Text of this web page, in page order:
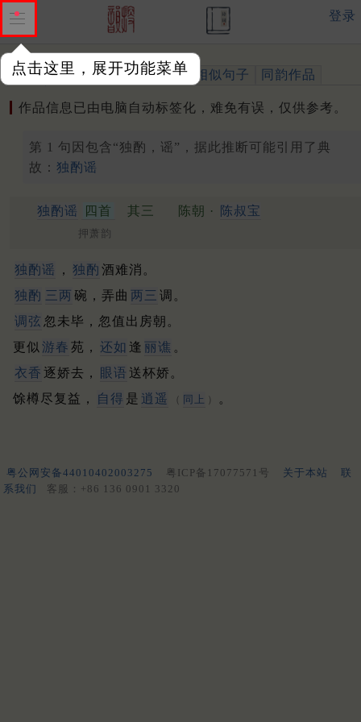
点击这里，展开功能菜单
登录
作品 标注四声 出处、引用 相似句子 同韵作品
作品信息已由电脑自动标签化，难免有误，仅供参考。
第 1 句因包含“独酌，谣”，据此推断可能引用了典
故： 独酌谣
独酌谣 四首 其三 陈朝 · 陈叔宝
押萧韵
独酌谣 ， 独酌 酒难消。
独酌 三两 碗，弄曲 两三 调。
调弦 忽未毕，忽值出房朝。
更似 游春 苑， 还如 逢 丽谯 。
衣香 逐娇去， 眼语 送杯娇。
馀樽尽复益，
自得 是 逍遥 （ 同上 ） 。
粤公网安备44010402003275 粤ICP备17077571号 关于本站
联
系我们
客服：+86 136 0901 3320